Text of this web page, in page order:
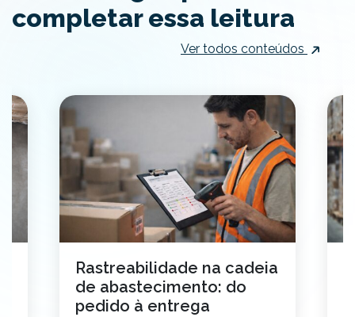
completar essa leitura
Ver todos conteúdos
Rastreabilidade na cadeia
de abastecimento: do
pedido à entrega